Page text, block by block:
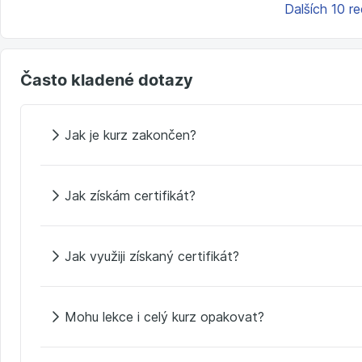
Dalších 10
Často kladené dotazy
Jak je kurz zakončen?
Jak získám certifikát?
Jak využiji získaný certifikát?
Mohu lekce i celý kurz opakovat?